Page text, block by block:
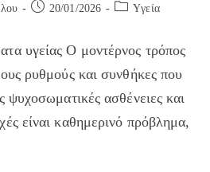
Post 20/01/2026
PostYγεία
υγείας Ο μοντέρνος τρόπος
ρυθμούς και συνθήκες που
ψυχοσωματικές ασθένειες και
είναι καθημερινό πρόβλημα,